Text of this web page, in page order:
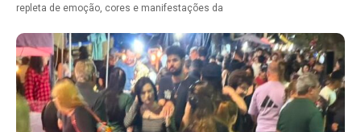
repleta de emoção, cores e manifestações da